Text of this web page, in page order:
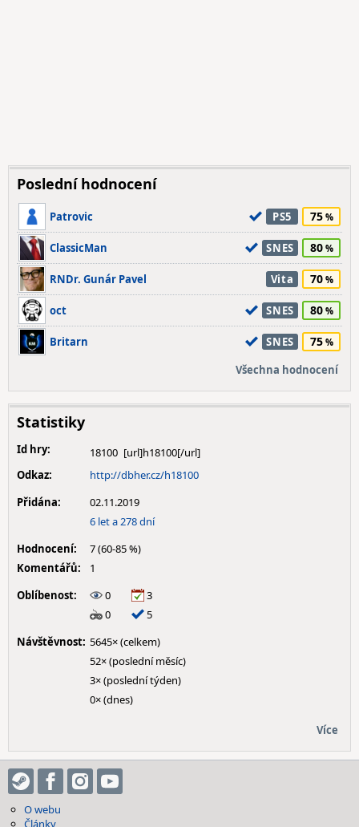
Poslední hodnocení
Patrovic PS5 75
ClassicMan SNES 80
RNDr. Gunár Pavel Vita 70
oct SNES 80
Britarn SNES 75
Všechna hodnocení
Statistiky
Id hry:
18100
Odkaz:
http://dbher.cz/h18100
Přidána:
02.11.2019
6 let a 278 dní
Hodnocení:
7 (60-85 %)
Komentářů:
1
Oblíbenost:
0
3
0
5
Návštěvnost: 5645× (celkem)
52× (poslední měsíc)
3× (poslední týden)
0× (dnes)
Více
O webu
Články